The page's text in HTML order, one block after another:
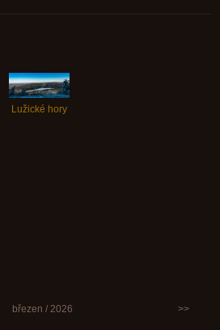
Lužické hory
březen / 2026 >>